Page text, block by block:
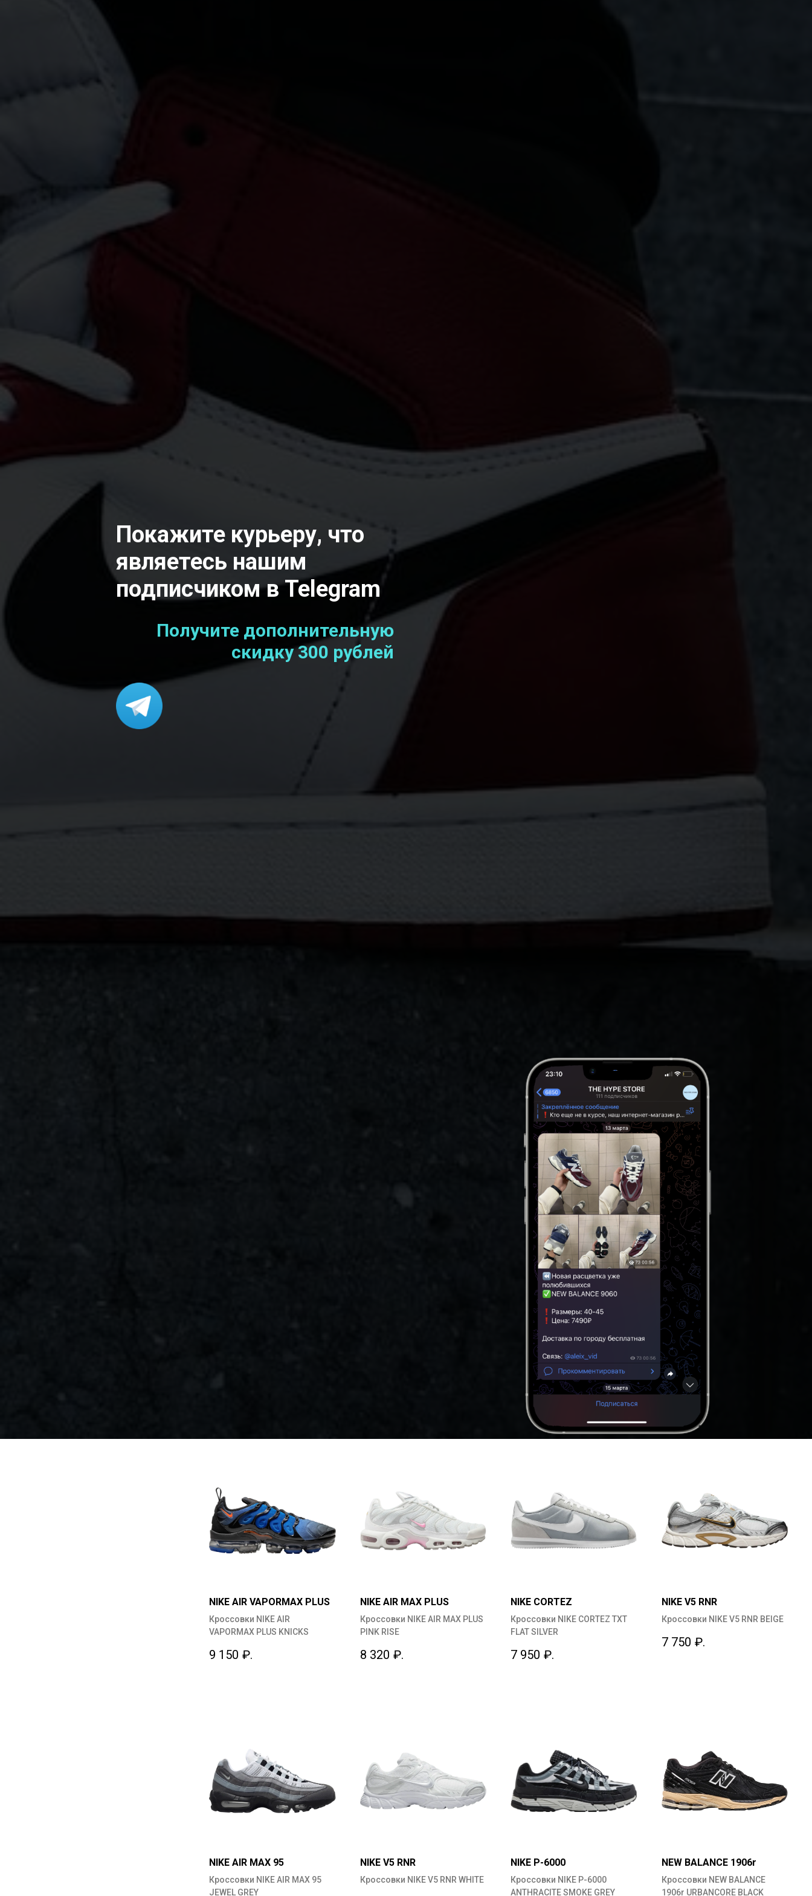
Покажите курьеру, что
являетесь нашим
подписчиком в Telegram
Получите дополнительную
скидку 300 рублей
NIKE AIR VAPORMAX PLUS
Кроссовки NIKE AIR
VAPORMAX PLUS KNICKS
9 150 ₽.
NIKE AIR MAX PLUS
Кроссовки NIKE AIR MAX PLUS
PINK RISE
8 320 ₽.
NIKE CORTEZ
Кроссовки NIKE CORTEZ TXT
FLAT SILVER
7 950 ₽.
NIKE V5 RNR
Кроссовки NIKE V5 RNR BEIGE
7 750 ₽.
NIKE AIR MAX 95
Кроссовки NIKE AIR MAX 95
JEWEL GREY
NIKE V5 RNR
Кроссовки NIKE V5 RNR WHITE
NIKE P-6000
Кроссовки NIKE P-6000
ANTHRACITE SMOKE GREY
NEW BALANCE 1906r
Кроссовки NEW BALANCE
1906r URBANCORE BLACK